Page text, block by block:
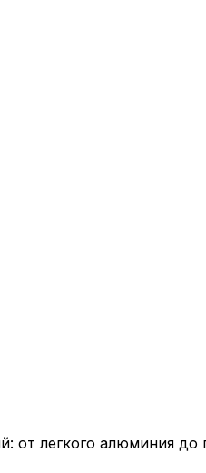
от легкого алюминия до